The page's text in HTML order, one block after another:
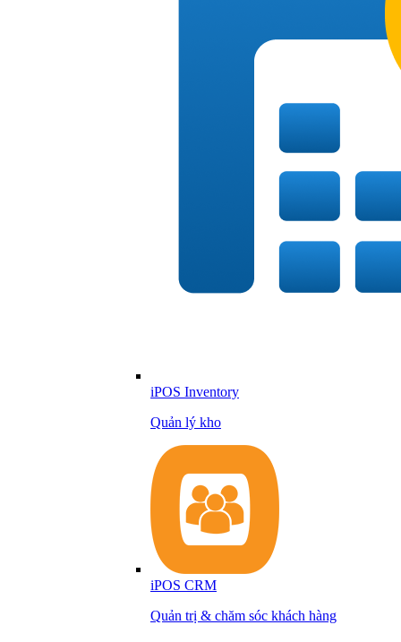
iPOS Inventory
Quản lý kho
iPOS CRM
Quản trị & chăm sóc khách hàng